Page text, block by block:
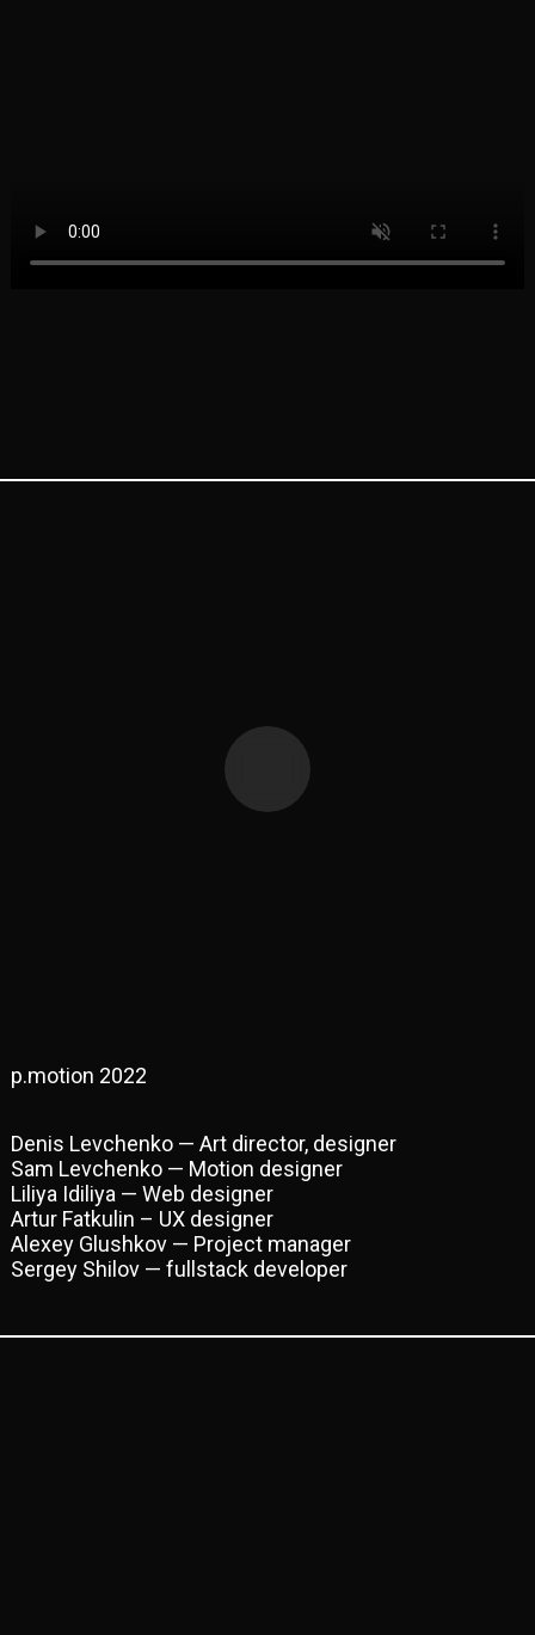
p.motion 2022
Denis Levchenko — Art director, designer
Sam Levchenko — Motion designer
Liliya Idiliya — Web designer
Artur Fatkulin – UX designer
Alexey Glushkov — Project manager
Sergey Shilov — fullstack developer